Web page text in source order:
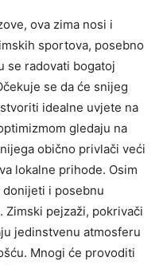
ova zima nosi i
sportova, posebno
se radovati bogatoj
se da će snijeg
idealne uvjete na
gledaju na
obično privlači veći
lokalne prihode. Osim
i posebnu
Zimski pejzaži, pokrivači
jedinstvenu atmosferu
Mnogi će provoditi